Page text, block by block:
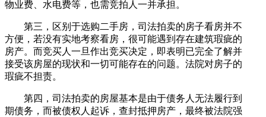
物业费、水电费等，也需竞拍人一并承担。
第三，区别于选购二手房，司法拍卖的房子看房并不
方便，若没有实地考察看房，很可能遇到存在建筑瑕疵的
房产。而竞买人一旦作出竞买决定，即表明已完全了解并
接受该房屋的现状和一切可能存在的问题。法院对房子的
瑕疵不担责。
第四，司法拍卖的房屋基本是由于债务人无法履行到
期债务，而被债权人起诉，查封抵押房产，最终被法院强